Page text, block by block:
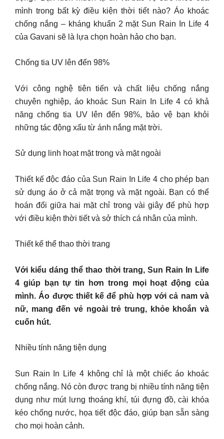
mình trong bất kỳ điều kiện thời tiết nào? Áo khoác
chống nắng – kháng khuẩn 2 mặt Sun Rain In Life 4
của Gavani sẽ là lựa chọn hoàn hảo cho bạn.
Chống tia UV lên đến 98%
Với công nghệ tiên tiến và chất liệu chống nắng
chuyên nghiệp, áo khoác Sun Rain In Life 4 có khả
năng chống tia UV lên đến 98%, bảo vệ bạn khỏi
những tác động xấu từ ánh nắng mặt trời.
Sử dụng linh hoạt mặt trong và mặt ngoài
Thiết kế độc đáo của Sun Rain In Life 4 cho phép bạn
sử dụng áo ở cả mặt trọng và mặt ngoài. Bạn có thể
hoán đổi giữa hai mặt chỉ trong vài giây để phù hợp
với điều kiện thời tiết và sở thích cá nhân của mình.
Thiết kế thể thao thời trang
Với kiểu dáng thể thao thời trang, Sun Rain In Life
4 giúp bạn tự tin hơn trong mọi hoạt động của
mình. Áo được thiết kế để phù hợp với cả nam và
nữ, mang đến vẻ ngoài trẻ trung, khỏe khoắn và
cuốn hút.
Nhiều tính năng tiện dụng
Sun Rain In Life 4 không chỉ là một chiếc áo khoác
chống nắng. Nó còn được trang bị nhiều tính năng tiện
dụng như mút lưng thoáng khí, túi đựng đồ, cài khóa
kéo chống nước, họa tiết độc đáo, giúp bạn sẵn sàng
cho mọi hoàn cảnh.